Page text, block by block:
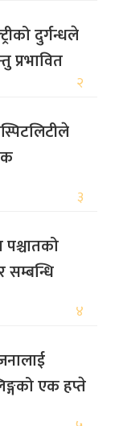
दुर्गन्धले
प्रभावित
२
३
पश्चातको
सम्बन्धि
४
एक हप्ते